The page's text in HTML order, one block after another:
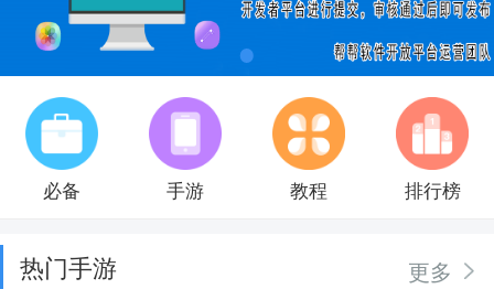
必备 手游 教程 排行榜
热门手游 更多